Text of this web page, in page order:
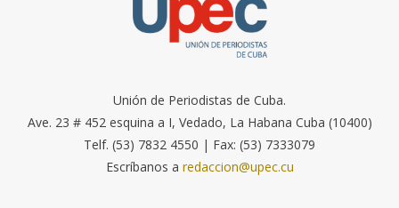
Unión de Periodistas de Cuba.
Ave. 23 # 452 esquina a I, Vedado, La Habana Cuba (10400)
Telf. (53) 7832 4550 | Fax: (53) 7333079
Escríbanos a redaccion@upec.cu